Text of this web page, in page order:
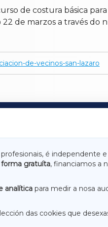
de costura básica
22 de marzos a través
de-vecinos-san-lazaro
é independente
forma gratuíta, financiamos a
analítica para medir a nosa
das cookies que
LUGOXA
RIBEIRASACRAXA